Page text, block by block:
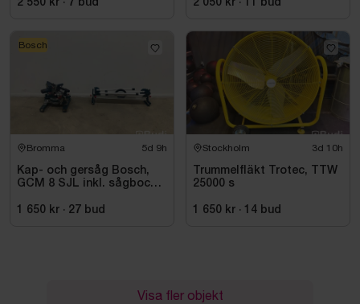
2 550 kr · 7 bud 2 050 kr · bud
Bromma 5d 9h
Kap- och gersåg Bosch,
GCM 8 SJL inkl. sågbock
1 650 kr · 27 bud
Bosch
Stockholm 3d 10h
Trummelfläkt Trotec, TTW
25000 s
1 650 kr · 14 bud
Visa fler objekt